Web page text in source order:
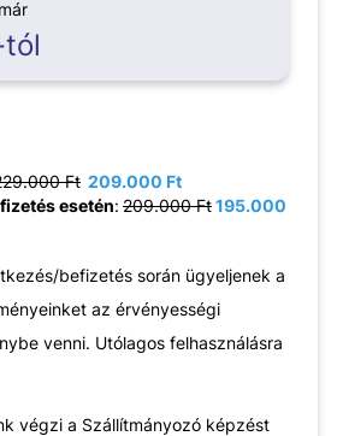
Ft 209.000 Ft
esetén: 209.000 Ft195.000
befizetés során ügyeljenek a
az érvényességi
venni. Utólagos felhasználásra
végzi a Szállítmányozó képzést